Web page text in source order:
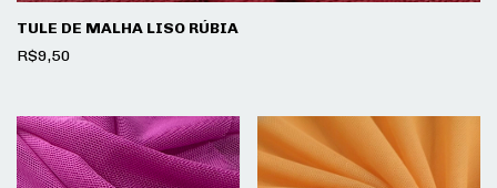
TULE DE MALHA LISO RÚBIA
R$9,50